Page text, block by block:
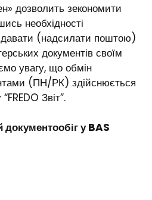
дозволить зекономити
необхідності
(надсилати поштою)
документів своїм
увагу, що обмін
(ПН/РК) здійснюється
Звіт”.
документообіг у BAS